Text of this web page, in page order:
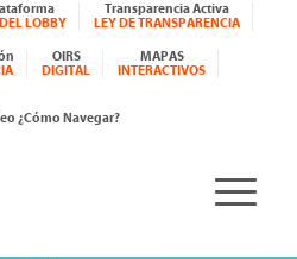
LOBBY
Transparencia Activa
LEY DE TRANSPARENCIA
OIRS
DIGITAL
MAPAS
INTERACTIVOS
¿Cómo Navegar?